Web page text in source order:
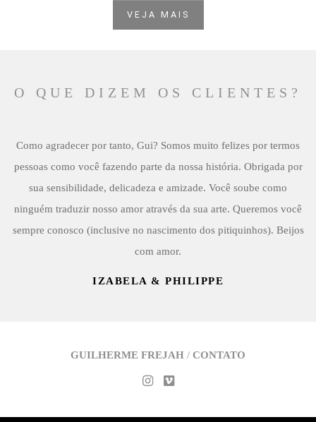
VEJA MAIS
O QUE DIZEM OS CLIENTES?
Como agradecer por tanto, Gui? Somos muito felizes por termos
pessoas como você fazendo parte da nossa história. Obrigada por
sua sensibilidade, delicadeza e amizade. Você soube como
ninguém traduzir nosso amor através da sua arte. Queremos você
sempre conosco (inclusive no nascimento dos pitiquinhos). Beijos
com amor.
IZABELA & PHILIPPE
GUILHERME FREJAH / CONTATO